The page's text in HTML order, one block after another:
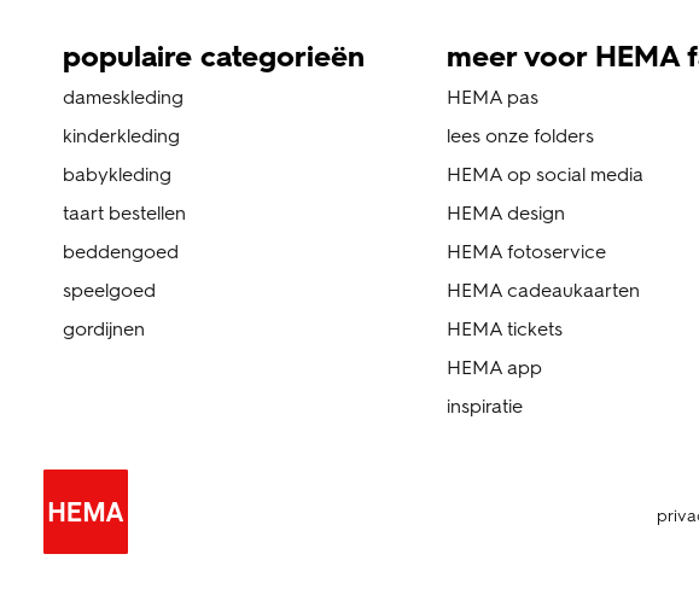
populaire categorieën
dameskleding
kinderkleding
babykleding
taart bestellen
beddengoed
speelgoed
gordijnen
meer voor HEMA
HEMA pas
lees onze folders
HEMA op social media
HEMA design
HEMA fotoservice
HEMA cadeaukaarten
HEMA tickets
HEMA app
inspiratie